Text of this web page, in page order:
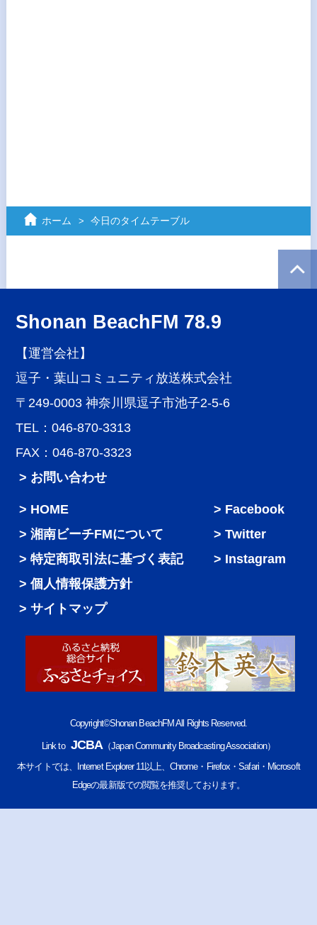
ホーム 今日のタイムテーブル
Shonan BeachFM 78.9
【運営会社】
逗子・葉山コミュニティ放送株式会社
〒249-0003 神奈川県逗子市池子2-5-6
TEL：046-870-3313
FAX：046-870-3323
> お問い合わせ
HOME
湘南ビーチFMについて
特定商取引法に基づく表記
個人情報保護方針
サイトマップ
Facebook
Twitter
Instagram
Copyright©Shonan BeachFM All Rights Reserved.
Link to JCBA（Japan Community Broadcasting Association）
本サイトでは、Internet Explorer 11以上、Chrome・Firefox・Safari・Microsoft
Edgeの最新版での閲覧を推奨しております。